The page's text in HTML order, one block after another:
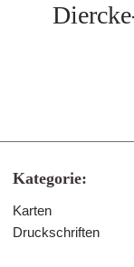
Kategorie:
Karten
Druckschriften